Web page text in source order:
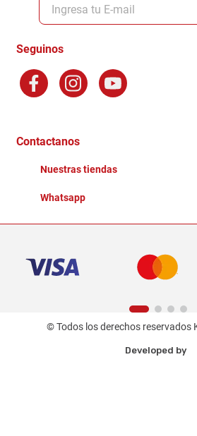
Formas de Pago
Terminos y Condiciones
Factura Electronica
Ganadores - Promociones
Seguinos
Contactanos
Nuestras tiendas
Whatsapp
© Todos los derechos reservados
Developed by